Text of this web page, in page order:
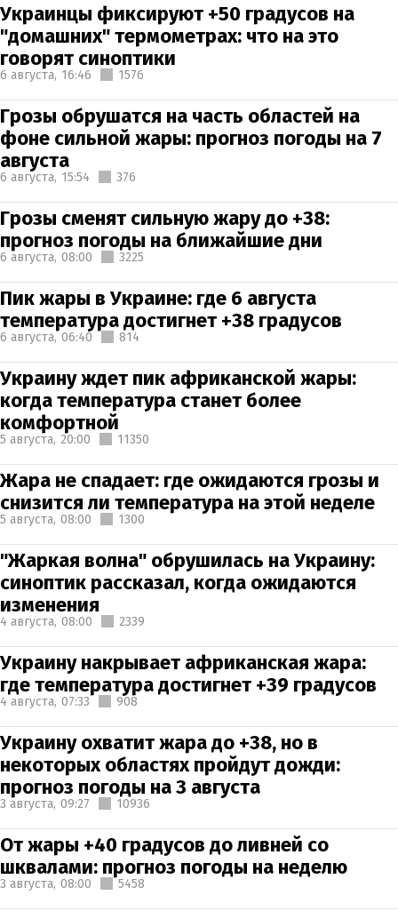
Украинцы фиксируют +50 градусов на
"домашних" термометрах: что на это
говорят синоптики
6 августа, 16:46 1576
Грозы обрушатся на часть областей на
фоне сильной жары: прогноз погоды на 7
августа
6 августа, 15:54 376
Грозы сменят сильную жару до +38:
прогноз погоды на ближайшие дни
6 августа, 08:00 3225
Пик жары в Украине: где 6 августа
температура достигнет +38 градусов
6 августа, 06:40 814
Украину ждет пик африканской жары:
когда температура станет более
комфортной
5 августа, 20:00 11350
Жара не спадает: где ожидаются грозы и
снизится ли температура на этой неделе
5 августа, 08:00 1300
"Жаркая волна" обрушилась на Украину:
синоптик рассказал, когда ожидаются
изменения
4 августа, 08:00 2339
Украину накрывает африканская жара:
где температура достигнет +39 градусов
4 августа, 07:33 908
Украину охватит жара до +38, но в
некоторых областях пройдут дожди:
прогноз погоды на 3 августа
3 августа, 09:27 10936
От жары +40 градусов до ливней со
шквалами: прогноз погоды на неделю
3 августа, 08:00 5458